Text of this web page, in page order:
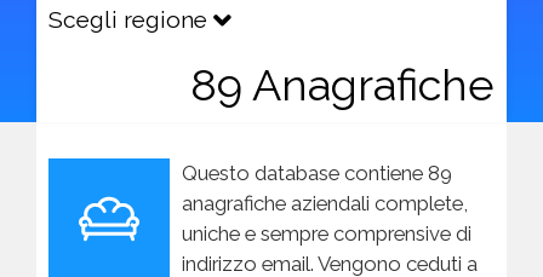
Scegli regione
89 Anagrafiche
Questo database contiene 89
anagrafiche aziendali complete,
uniche e sempre comprensive di
indirizzo email. Vengono ceduti a